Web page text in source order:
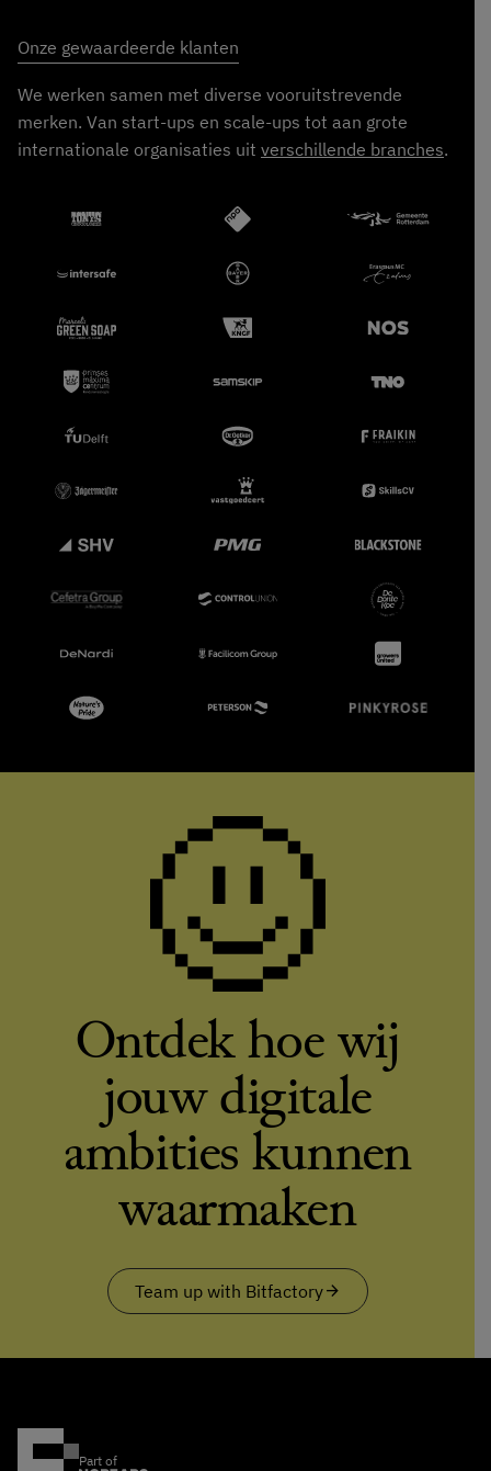
Onze gewaardeerde klanten
We werken samen met diverse vooruitstrevende
merken. Van start-ups en scale-ups tot aan grote
internationale organisaties uit verschillende branches.
Ontdek hoe wij
jouw digitale
ambities kunnen
waarmaken
Team up with Bitfactoryarrow_forward
Part of